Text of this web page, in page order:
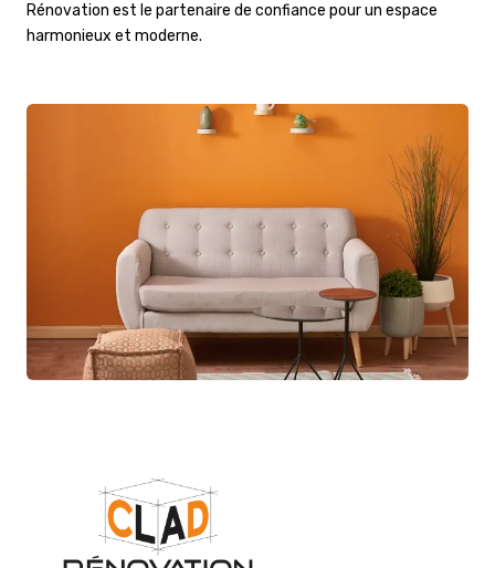
Rénovation est le partenaire de confiance pour un espace
harmonieux et moderne.